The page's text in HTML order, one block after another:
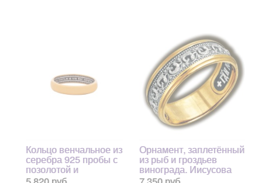
Кольцо венчальное из
серебра 925 пробы с
позолотой и
чернением
Орнамент, заплетённый
из рыб и гроздьев
винограда. Иисусова
молитва. Кольцо из